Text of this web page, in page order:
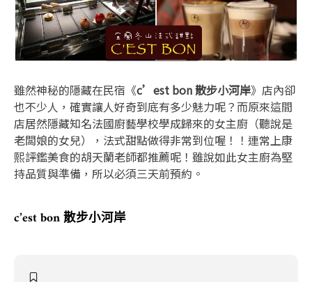
雖然神秘的隱藏在民宿《c’est bon 散步小河岸》店內卻
也不少人，確實讓人好奇到底有多少魅力呢？而原來這間
店居然隱藏知名法國廚藝學校學成歸來的女主廚（聽說是
老闆娘的女兒），法式甜點做得非常到位喔！！連常上康
熙評鑑美食的胡天蘭老師都推薦呢！雖說如此女主廚為堅
持品質與準備，所以必須三天前預約。
c’est bon 散步小河岸